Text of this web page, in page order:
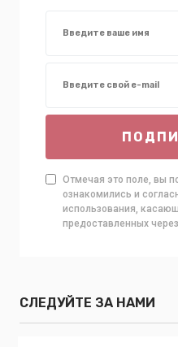
Отмечая это поле, вы
ознакомились и
использования,
предоставленных
СЛЕДУЙТЕ ЗА НАМИ